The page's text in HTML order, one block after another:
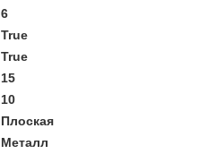
6
True
True
15
10
Плоская
Металл